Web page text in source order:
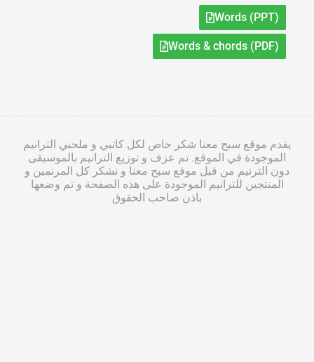
Words (PPT)
Words & chords (PDF)
يقدم موقع سبح معنا شكر خاص لكل كاتبي و ملحني الترانيم
الموجودة في الموقع. تم عزف و توزيع الترانيم بالموسيقى
دون الترنيم من قبل موقع سبح معنا و نشكر كل المرنمين و
المنتجين للترانيم الموجودة على هذه الصفحة و تم وضعها
باذن صاحب الحقوق